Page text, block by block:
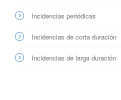
Incidencias periódicas
Incidencias de corta duración
Incidencias de larga duración